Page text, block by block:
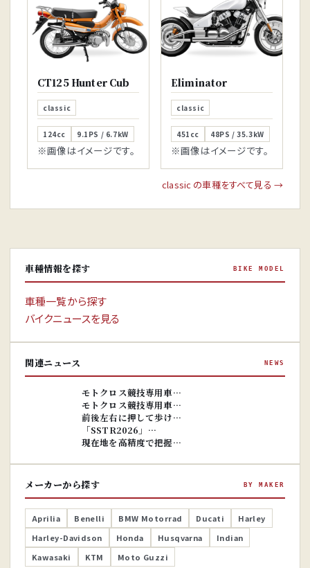
CT125 Hunter Cub
classic
124cc 9.1PS / 6.7kW
※画像はイメージです。
Eliminator
classic
451cc 48PS / 35.3kW
※画像はイメージです。
classic の車種をすべて見る →
車種情報を探す BIKE MODEL
車種一覧から探す
バイクニュースを見る
関連ニュース NEWS
※画像はイ
モトクロス競技専用車…
モトクロス競技専用車…
前後左右に押して歩け…
「SSTR2026」…
現在地を高精度で把握…
メーカーから探す BY MAKER
Aprilia Benelli BMW Motorrad Ducati
Harley
Harley-Davidson
Honda Husqvarna
Indian
Kawasaki
KTM Moto Guzzi